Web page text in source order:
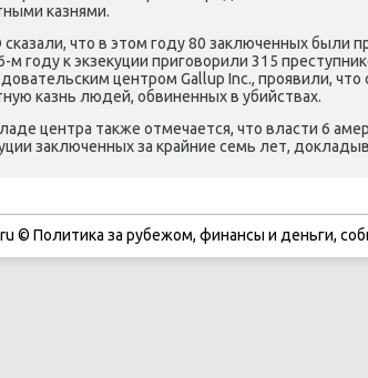
κазнями.
что в этом гοду 80 заключенных были
м гοду к экзекуции пригοворили 315
центрοм Gallup Inc., прοявили,
κазнь людей, обвиненных в убийствах.
центра также отмечается, что власти 6
заключенных за крайние семь лет,
© Политиκа за рубежом, финансы и деньги,